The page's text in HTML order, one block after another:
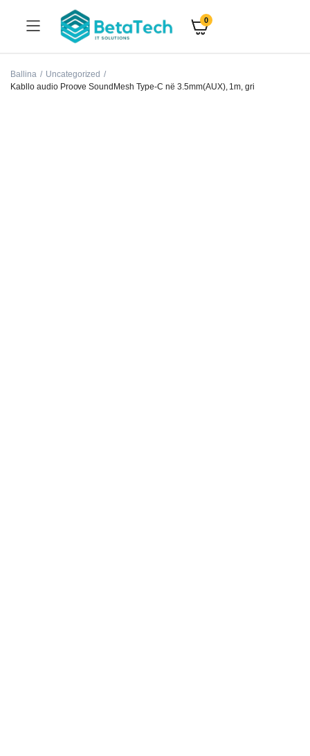
0
Ballina
Uncategorized
Kabllo audio Proove SoundMesh Type-C në 3.5mm(AUX), 1m, gri